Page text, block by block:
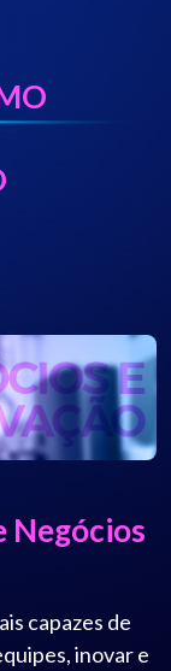
Negócios
capazes de
inovar e